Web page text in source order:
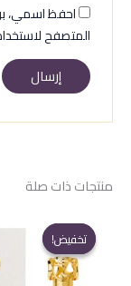
احفظ اسمي،
المتصفح
منتجات ذات صلة
تخفيض!
تخفيض!